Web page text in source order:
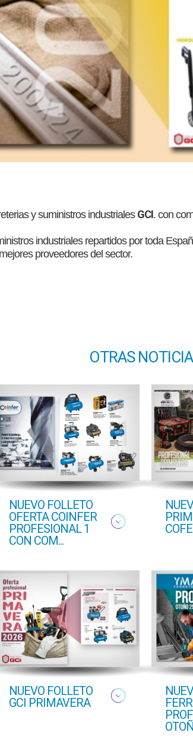
y suministros industriales GCI. con
industriales repartidos por toda
proveedores del sector.
OTRAS
NUEVO FOLLETO
OFERTA COINFER
PROFESIONAL 1
CON COM...
NUEVO FOLLETO
GCI PRIMAVERA